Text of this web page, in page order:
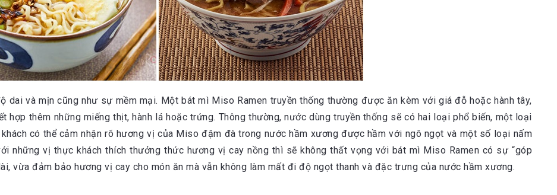
dai và mịn cũng như sự mềm mại. Một bát mì Miso Ramen truyền thống thường được ăn kèm với giá đỗ hoặc hành tây,
hợp thêm những miếng thịt, hành lá hoặc trứng. Thông thường, nước dùng truyền thống sẽ có hai loại phổ biến, một loại
có thể cảm nhận rõ hương vị của Miso đậm đà trong nước hầm xương được hầm với ngô ngọt và một số loại nấm
những vị thực khách thích thưởng thức hương vị cay nồng thì sẽ không thất vọng với bát mì Miso Ramen có sự “góp
vừa đảm bảo hương vị cay cho món ăn mà vẫn không làm mất đi độ ngọt thanh và đặc trưng của nước hầm xương.